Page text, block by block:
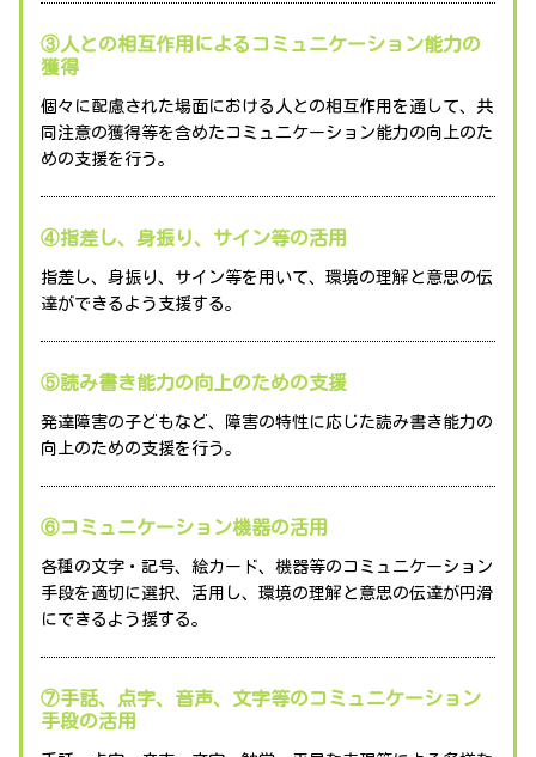
③人との相互作用によるコミュニケーション能力の
獲得
個々に配慮された場面における人との相互作用を通して、共
同注意の獲得等を含めたコミュニケーション能力の向上のた
めの支援を行う。
④指差し、身振り、サイン等の活用
指差し、身振り、サイン等を用いて、環境の理解と意思の伝
達ができるよう支援する。
⑤読み書き能力の向上のための支援
発達障害の子どもなど、障害の特性に応じた読み書き能力の
向上のための支援を行う。
⑥コミュニケーション機器の活用
各種の文字・記号、絵カード、機器等のコミュニケーション
手段を適切に選択、活用し、環境の理解と意思の伝達が円滑
にできるよう援する。
⑦手話、点字、音声、文字等のコミュニケーション
手段の活用